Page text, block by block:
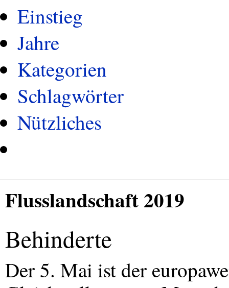
Einstieg
Jahre
Kategorien
Schlagwörter
Nützliches
Flusslandschaft 2019
Behinderte
Der 5. Mai ist der